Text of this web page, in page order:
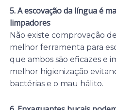
5. A escovação da língua é
limpadores
Não existe comprovação
melhor ferramenta para
que ambos são eficazes e
melhor higienização
bactérias e o mau hálito.